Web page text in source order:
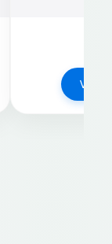
Vedi